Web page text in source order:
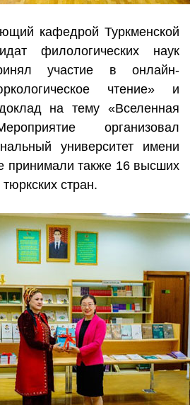
кафедрой Туркменской
филологических наук
участие в онлайн-
чтение» и
на тему «Вселенная
организовал
университет имени
принимали также 16 высших
стран.